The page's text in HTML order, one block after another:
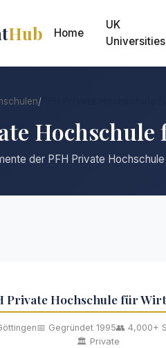
Hub Home
UK
Universities
/
der PFH Private
Private Hochschule für
📅 Gegründet 1995👥 4,000+
🏛️ Private